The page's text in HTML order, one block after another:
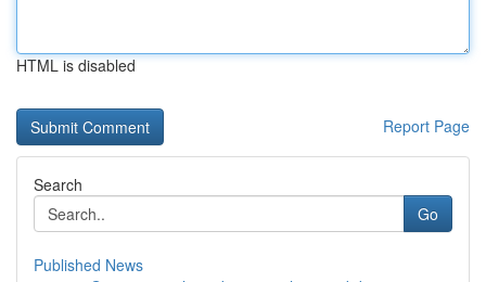
HTML is disabled
Report Page
Search
Go
Published News